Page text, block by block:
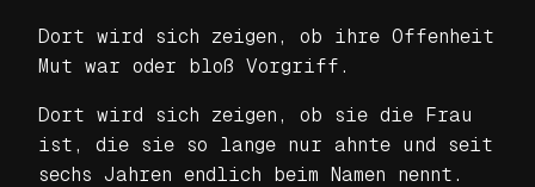
Dort wird sich zeigen, ob ihre Offenheit
Mut war oder bloß Vorgriff.
Dort wird sich zeigen, ob sie die Frau
ist, die sie so lange nur ahnte und seit
sechs Jahren endlich beim Namen nennt.